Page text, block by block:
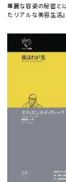
華麗な容姿の秘密と
たリアルな美容生活